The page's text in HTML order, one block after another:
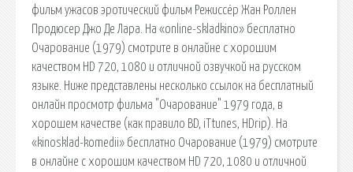
фильм ужасов эротический фильм Режиссёр Жан Роллен
Продюсер Джо Де Лара. На «online-skladkino» бесплатно
Очарование (1979) смотрите в онлайне с хорошим
качеством HD 720, 1080 и отличной озвучкой на русском
языке. Ниже представлены несколько ссылок на бесплатный
онлайн просмотр фильма "Очарование" 1979 года, в
хорошем качестве (как правило BD, iTtunes, HDrip). На
«kinosklad-komedii» бесплатно Очарование (1979) смотрите
в онлайне с хорошим качеством HD 720, 1080 и отличной